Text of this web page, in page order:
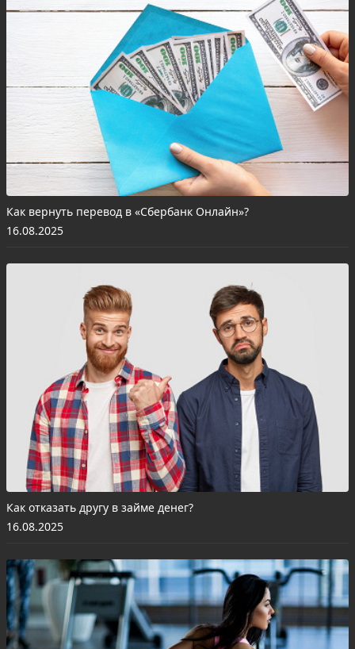
Как вернуть перевод в «Сбербанк Онлайн»?
16.08.2025
Как отказать другу в займе денег?
16.08.2025